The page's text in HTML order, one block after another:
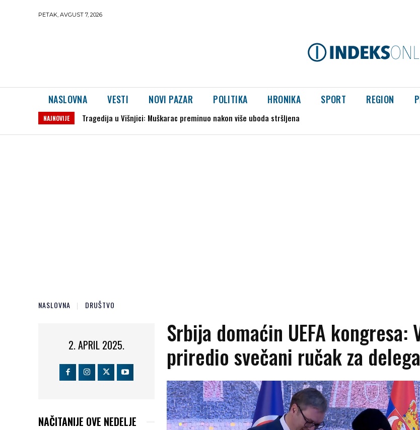
PETAK, AVGUST 7, 2026
NASLOVNA VESTI NOVI PAZAR POLITIKA HRONIKA SPORT REGION
NAJNOVIJE VINISIJUS OSTAJE U REALU DO 2032. GODINE
NASLOVNA DRUŠTVO
2. APRIL 2025.
NAČITANIJE OVE NEDELJE
Srbija domaćin UEFA kongresa:
priredio svečani ručak za